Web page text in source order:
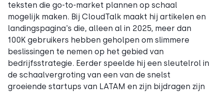
teksten die go-to-market plannen op schaal
mogelijk maken. Bij CloudTalk maakt hij artikelen en
landingspagina's die, alleen al in 2025, meer dan
100K gebruikers hebben geholpen om slimmere
beslissingen te nemen op het gebied van
bedrijfsstrategie. Eerder speelde hij een sleutelrol in
de schaalvergroting van een van de snelst
groeiende startups van LATAM en zijn bijdragen zijn